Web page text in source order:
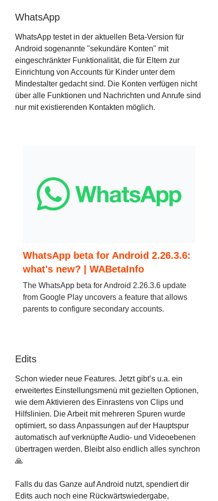
WhatsApp
WhatsApp testet in der aktuellen Beta-Version für
Android sogenannte "sekundäre Konten" mit
eingeschränkter Funktionalität, die für Eltern zur
Einrichtung von Accounts für Kinder unter dem
Mindestalter gedacht sind. Die Konten verfügen nicht
über alle Funktionen und Nachrichten und Anrufe sind
nur mit existierenden Kontakten möglich.
WhatsApp beta for Android 2.26.3.6:
what's new? | WABetaInfo
The WhatsApp beta for Android 2.26.3.6 update
from Google Play uncovers a feature that allows
parents to configure secondary accounts.
Edits
Schon wieder neue Features. Jetzt gibt’s u.a. ein
erweitertes Einstellungsmenü mit gezielten Optionen,
wie dem Aktivieren des Einrastens von Clips und
Hilfslinien. Die Arbeit mit mehreren Spuren wurde
optimiert, so dass Anpassungen auf der Hauptspur
automatisch auf verknüpfte Audio- und Videoebenen
übertragen werden. Bleibt also endlich alles synchron
🙏
Falls du das Ganze auf Android nutzt, spendiert dir
Edits auch noch eine Rückwärtswiedergabe,